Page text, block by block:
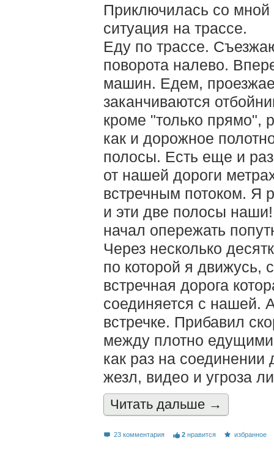
Приключилась со
ситуация на трассе.
Еду по трассе.
поворота налево.
машин. Едем,
заканчиваются
кроме "только прямо",
как и дорожное
полосы. Есть еще и
от нашей дороги
встречным потоком. Я
и эти две полосы
начал опережать
Через несколько
по которой я движусь,
встречная дорога
соединяется с нашей.
встречке. Прибавил
между плотно
как раз на соединении
жезл, видео и угроза
Читать дальшe →
23 комментария 2 нравится избранное